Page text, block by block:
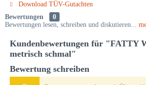
Download TÜV-Gutachten
Bewertungen
0
Bewertungen lesen, schreiben und diskutieren...
Kundenbewertungen für "FATTY
metrisch schmal"
Bewertung schreiben